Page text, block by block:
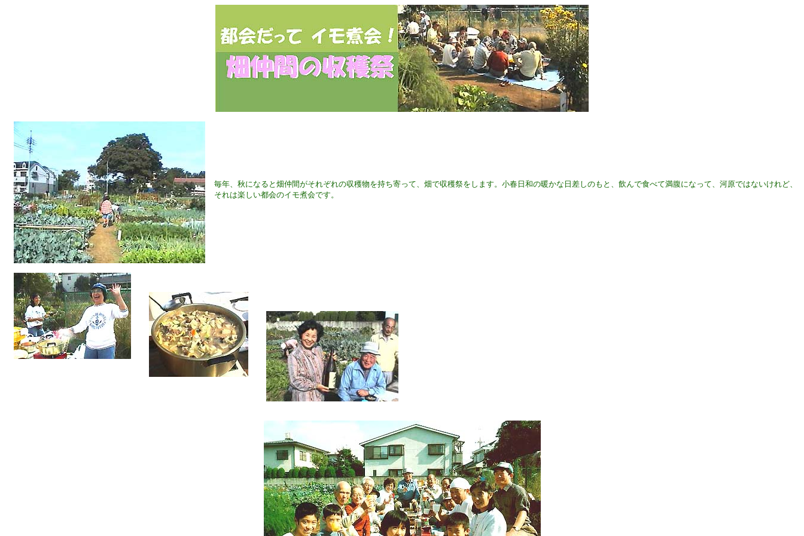
毎年、秋になると畑仲間がそれぞれの収穫物を持ち寄って、畑で収穫祭をします。小春日和の暖かな日差しのもと、飲んで食べて満腹になって、河原ではないけれど、
それは楽しい都会のイモ煮会です。